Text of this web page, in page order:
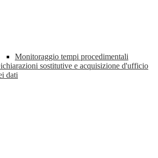
Monitoraggio tempi procedimentali
sostitutive e acquisizione d'ufficio
dati